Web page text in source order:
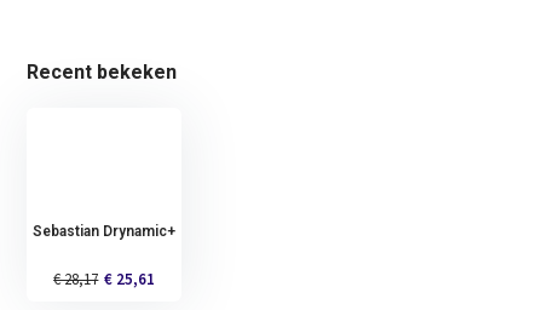
Recent bekeken
Sebastian Drynamic+
€ 28,17 € 25,61